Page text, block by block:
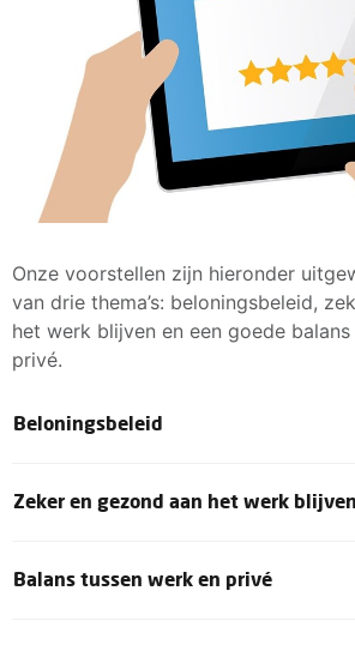
Onze voorstellen zijn hieronder
van drie thema’s: beloningsbeleid,
het werk blijven en een goede
privé.
Beloningsbeleid
looptijd van één jaar conform
ORT verhogen door de trede
Zeker en gezond aan het werk
nachtdiensten, bereikbaarheids-
Balans tussen werk en privé